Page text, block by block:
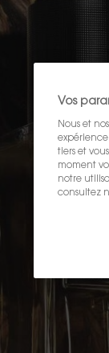
Vos
Nous et
expérience
tiers et
moment
notre
consultez